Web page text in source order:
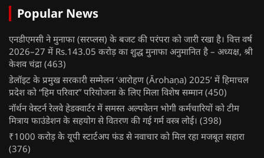
Popular News
एनडीएमसी ने मुनाफा (सरप्लस) के बजट की परंपरा को जारी रखा है। वित्त वर्ष
2026–27 में Rs.143.05 करोड़ का शुद्ध मुनाफा अनुमानित है – अध्यक्ष, श्री
केशव चंद्रा (463)
डेलॉइट के प्रमुख सरकारी सम्मेलन ‘आरोहण (Ārohaṇa) 2025’ में हिमाचल
प्रदेश को “हिम परिवार” परियोजना के लिए मिला विशेष सम्मान (450)
नॉर्थन वेस्टर्न रेलवे हेडक्वार्टर में समस्त अल्पवेतन भोगी कर्मचारियों को टीम
मित्राय फाउंडेशन के सहयोग से वितरण की गई गर्म वस्त्र लोई। (398)
₹1000 करोड़ के यूपी स्टार्टअप फंड से नवाचार को मिल रहा मजबूत सहारा
(376)